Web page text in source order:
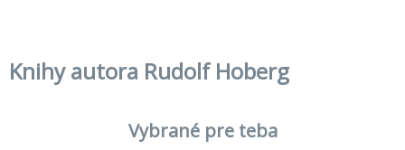
Knihy autora Rudolf Hoberg
Vybrané pre teba